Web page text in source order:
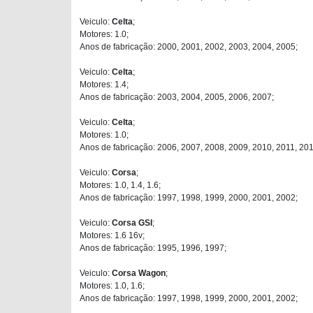
Veiculo: Celta;
Motores: 1.0;
Anos de fabricação: 2000, 2001, 2002, 2003, 2004, 2005;
Veiculo: Celta;
Motores: 1.4;
Anos de fabricação: 2003, 2004, 2005, 2006, 2007;
Veiculo: Celta;
Motores: 1.0;
Anos de fabricação: 2006, 2007, 2008, 2009, 2010, 2011,
Veiculo: Corsa;
Motores: 1.0, 1.4, 1.6;
Anos de fabricação: 1997, 1998, 1999, 2000, 2001, 2002;
Veiculo: Corsa GSI;
Motores: 1.6 16v;
Anos de fabricação: 1995, 1996, 1997;
Veiculo: Corsa Wagon;
Motores: 1.0, 1.6;
Anos de fabricação: 1997, 1998, 1999, 2000, 2001, 2002;